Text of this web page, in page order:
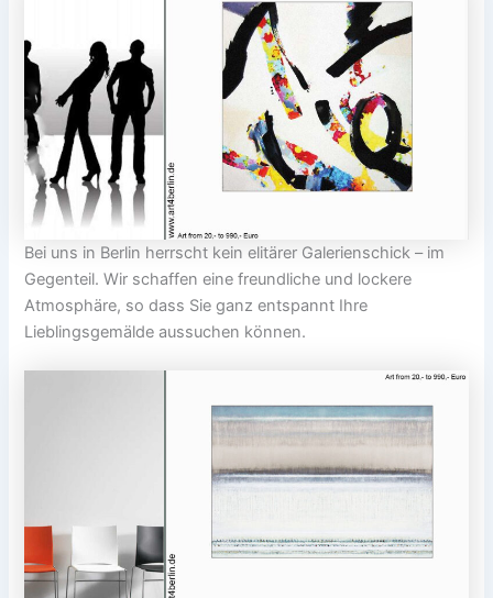
Bei uns in Berlin herrscht kein elitärer Galerienschick – im
Gegenteil. Wir schaffen eine freundliche und lockere
Atmosphäre, so dass Sie ganz entspannt Ihre
Lieblingsgemälde aussuchen können.